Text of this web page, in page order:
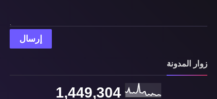
زوار المدونة
1,449,304